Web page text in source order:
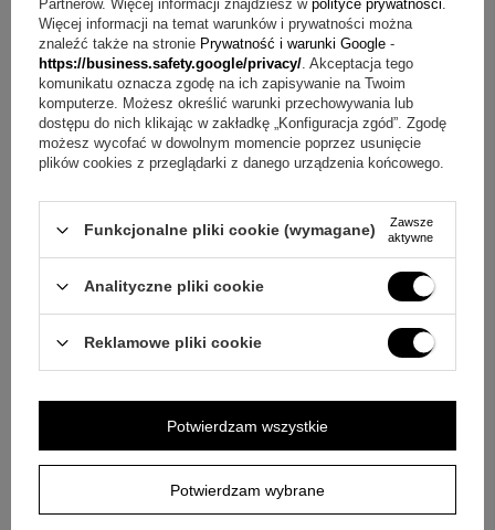
WATERMAN
Kupując w naszej firmie masz pewność, że jest to oryginalny
produkt WATERMANA z 3 letnią międzynarodową gwarancją,
która jest ważna na podstawie dowodu zakupu jaki od nas
otrzymujesz.
ZAPYTAJ O PRODUKT
swoje pytanie odnośnie tego produktu. Postaramy się odpowiedzieć tak
polityką prywatności. Przesyłając je, akceptujesz jej postanowienia.
E-mail
Partnerów. Więcej informacji znajdziesz w polityce prywatności.
Więcej informacji na temat warunków i prywatności można
znaleźć także na stronie Prywatność i warunki Google -
https://business.safety.google/privacy/. Akceptacja tego
komunikatu oznacza zgodę na ich zapisywanie na Twoim
komputerze. Możesz określić warunki przechowywania lub
dostępu do nich klikając w zakładkę „Konfiguracja zgód”. Zgodę
możesz wycofać w dowolnym momencie poprzez usunięcie
plików cookies z przeglądarki z danego urządzenia końcowego.
Funkcjonalne pliki cookie (wymagane)
Zawsze
aktywne
Analityczne pliki cookie
Reklamowe pliki cookie
Potwierdzam wybrane
Potwierdzam wszystkie